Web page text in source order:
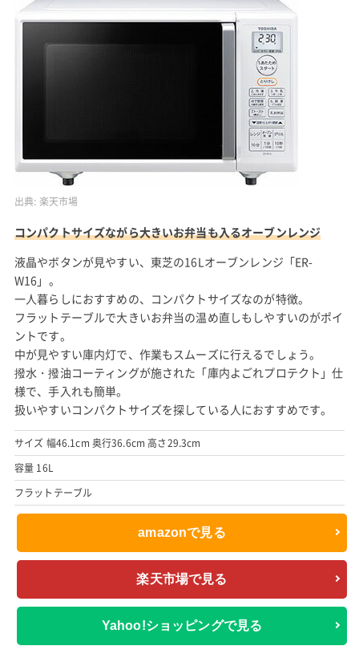
出典: 楽天市場
コンパクトサイズながら大きいお弁当も入るオーブンレンジ
液晶やボタンが見やすい、東芝の16Lオーブンレンジ「ER-
W16」。
一人暮らしにおすすめの、コンパクトサイズなのが特徴。
フラットテーブルで大きいお弁当の温め直しもしやすいのがポイ
ントです。
中が見やすい庫内灯で、作業もスムーズに行えるでしょう。
撥水・撥油コーティングが施された「庫内よごれプロテクト」仕
様で、手入れも簡単。
扱いやすいコンパクトサイズを探している人におすすめです。
サイズ 幅46.1cm 奥行36.6cm 高さ29.3cm
容量 16L
フラットテーブル
amazonで見る
楽天市場で見る
Yahoo!ショッピングで見る